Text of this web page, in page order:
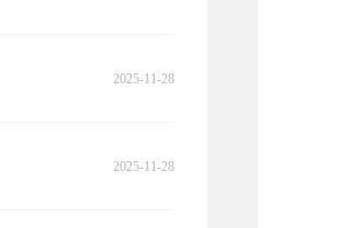
2025-11-28
2025-11-28